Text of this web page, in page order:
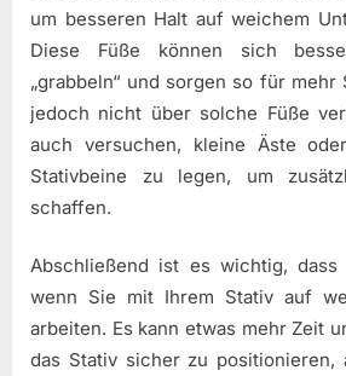
um besseren Halt auf weichem
Diese Füße können sich
„grabbeln“ und sorgen so für mehr
jedoch nicht über solche Füße
auch versuchen, kleine Äste
Stativbeine zu legen, um
schaffen.
Abschließend ist es wichtig,
wenn Sie mit Ihrem Stativ auf
arbeiten. Es kann etwas mehr Zeit
das Stativ sicher zu positionieren,